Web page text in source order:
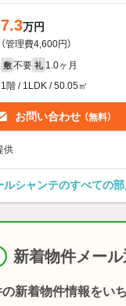
7.3万円
（管理費4,600円）
敷 不要 礼 1.0ヶ月
1階 / 1LDK / 50.05㎡
お問い合わせ （無料）
供
ルシャンテのすべての
新着物件メール
新着物件情報をい